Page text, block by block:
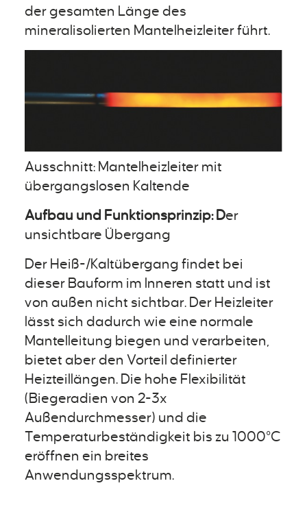
der gesamten Länge des
mineralisolierten Mantelheizleiter führt.
Ausschnitt: Mantelheizleiter mit
übergangslosen Kaltende
Aufbau und Funktionsprinzip: Der
unsichtbare Übergang
Der Heiß-/Kaltübergang findet bei
dieser Bauform im Inneren statt und ist
von außen nicht sichtbar. Der Heizleiter
lässt sich dadurch wie eine normale
Mantelleitung biegen und verarbeiten,
bietet aber den Vorteil definierter
Heizteillängen. Die hohe Flexibilität
(Biegeradien von 2-3x
Außendurchmesser) und die
Temperaturbeständigkeit bis zu 1000°C
eröffnen ein breites
Anwendungsspektrum.